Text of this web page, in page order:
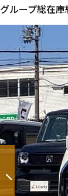
グループ総在